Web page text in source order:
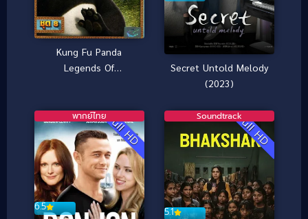
Kung Fu Panda
Legends Of
ปรมาจารย์สุโค่ย! ชุด 8
Secret Untold Melody
(2023)
Full HD
6.5
พากย์ไทย Full HD
5.1
Soundtrack